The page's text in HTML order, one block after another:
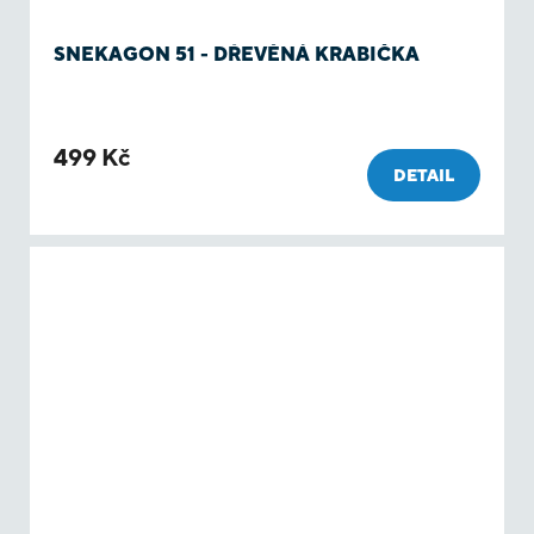
SNEKAGON 51 - DŘEVĚNÁ KRABIČKA
499 Kč
DETAIL